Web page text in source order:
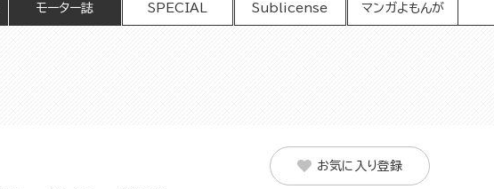
モーター誌 SPECIAL Sublicense マンガよもんが
お気に入り登録